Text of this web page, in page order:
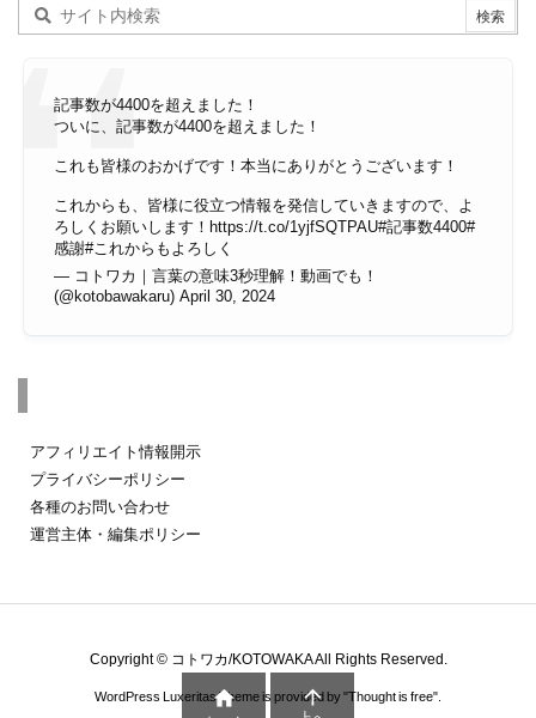
記事数が4400を超えました！
ついに、記事数が4400を超えました！
これも皆様のおかげです！本当にありがとうございます！
これからも、皆様に役立つ情報を発信していきますので、よ
ろしくお願いします！ https://t.co/1yjfSQTPAU#記事数4400#
感謝#これからもよろしく
— コトワカ｜言葉の意味3秒理解！動画でも！
(@kotobawakaru) April 30, 2024
アフィリエイト情報開示
プライバシーポリシー
各種のお問い合わせ
運営主体・編集ポリシー
Copyright © コトワカ/KOTOWAKAAll Rights Reserved.
WordPress Luxeritas Theme is provided by "Thought is free".
 